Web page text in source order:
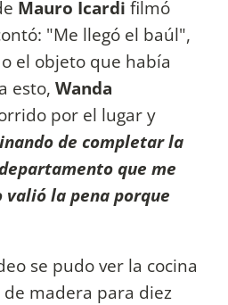
Mauro Icardi filmó
"Me llegó el baúl",
el objeto que había
esto, Wanda
por el lugar y
de completar la
que me
valió la pena porque
se pudo ver la cocina
madera para diez